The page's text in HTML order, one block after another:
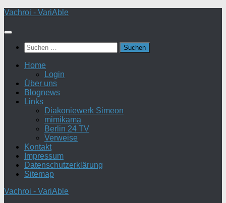
Zum
springen
Vachroi - VariAble
Suchen
nach:
Home
Login
Über uns
Blognews
Links
Diakoniewerk Simeon
mimikama
Berlin 24 TV
Verweise
Kontakt
Impressum
Datenschutzerklärung
Sitemap
Vachroi - VariAble